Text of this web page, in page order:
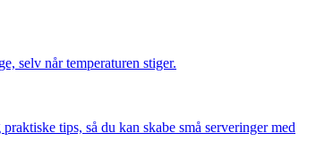
selv når temperaturen stiger.
tips, så du kan skabe små serveringer med